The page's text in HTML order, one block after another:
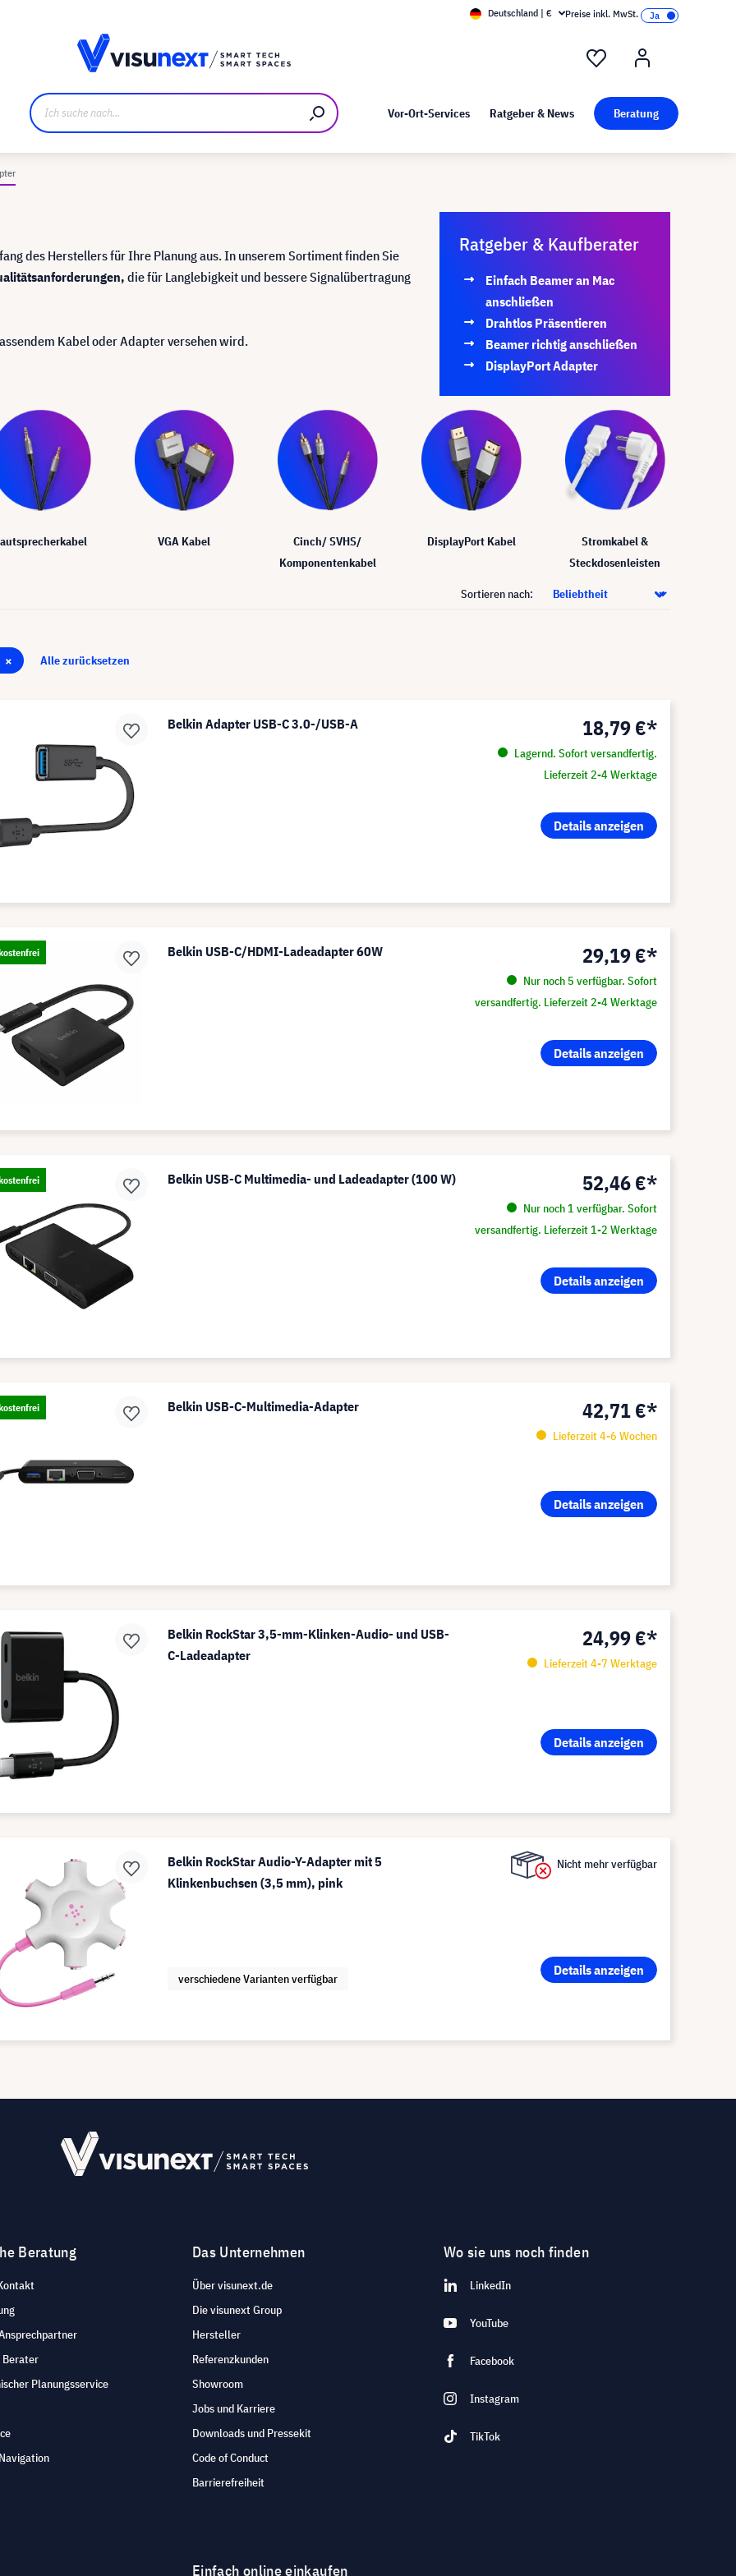
Kunst bei visunext
Deutschland | € Preise inkl. MwSt.
Vor-Ort-Services Ratgeber & News Beratung
des Herstellers für Ihre Planung aus. In unserem Sortiment finden Sie
die für Langlebigkeit und bessere Signalübertragung
Kabel oder Adapter versehen wird.
Ratgeber & Kaufberater
Einfach Beamer an Mac
anschließen
Drahtlos Präsentieren
Beamer richtig anschließen
DisplayPort Adapter
VGA Kabel
Cinch/ SVHS/
Komponentenkabel
DisplayPort Kabel
Stromkabel &
Steckdosenleisten
Sortieren nach:
× Alle zurücksetzen
Belkin Adapter USB-C 3.0-/USB-A 18,79 €*
Lagernd. Sofort versandfertig.
Lieferzeit 2-4 Werktage
Details anzeigen
Belkin USB-C/HDMI-Ladeadapter 60W 29,19 €*
Nur noch 5 verfügbar. Sofort
versandfertig. Lieferzeit 2-4 Werktage
Details anzeigen
Belkin USB-C Multimedia- und Ladeadapter (100 W) 52,46 €*
Nur noch 1 verfügbar. Sofort
versandfertig. Lieferzeit 1-2 Werktage
Details anzeigen
Belkin USB-C-Multimedia-Adapter 42,71 €*
Lieferzeit 4-6 Wochen
Details anzeigen
Belkin RockStar 3,5-mm-Klinken-Audio- und USB-
C-Ladeadapter
24,99 €*
Lieferzeit 4-7 Werktage
Details anzeigen
Belkin RockStar Audio-Y-Adapter mit 5
Klinkenbuchsen (3,5 mm), pink
Nicht mehr verfügbar
Details anzeigen
verschiedene Varianten verfügbar
Beratung
Berater
Planungsservice
Das Unternehmen
Über visunext.de
Die visunext Group
Hersteller
Referenzkunden
Showroom
Jobs und Karriere
Downloads und Pressekit
Code of Conduct
Barrierefreiheit
Wo sie uns noch finden
LinkedIn
YouTube
Facebook
Instagram
TikTok
Einfach online einkaufen